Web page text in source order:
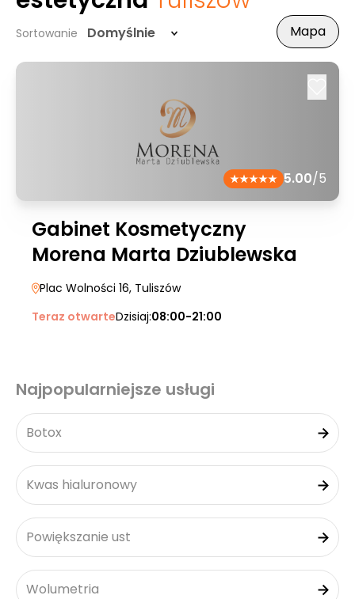
Sortowanie Domyślnie Mapa
5.00/5
Gabinet Kosmetyczny
Morena Marta Dziublewska
Plac Wolności 16, Tuliszów
Teraz otwarteDzisiaj:08:00-21:00
Najpopularniejsze usługi
Botox
Kwas hialuronowy
Powiększanie ust
Wolumetria